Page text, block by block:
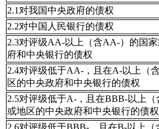
2.1对我国中央政府的债权
2.2对中国人民银行的债权
2.3对评级AA-以上（含AA-）的国
府和中央银行的债权
2.4对评级低于AA-，且在A-以上（
区的中央政府和中央银行的债权
2.5对评级低于A-，且在BBB-以上
或地区的中央政府和中央银行的债权
2.6对评级低于BBB-，且在B-以上